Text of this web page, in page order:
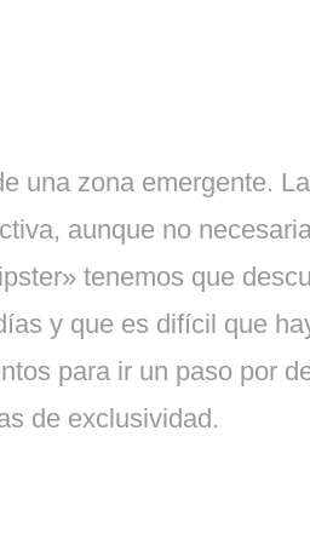
una zona emergente.
aunque no
tenemos que
y que es difícil que
para ir un paso por
de exclusividad.